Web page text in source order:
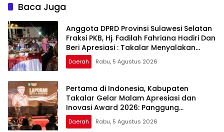
Baca Juga
Anggota DPRD Provinsi Sulawesi Selatan
Fraksi PKB, Hj. Fadilah Fahriana Hadiri Dan
Beri Apresiasi : Takalar Menyalakan
Lentera Pengabdian Melalui Malam
Apresiasi dan Inovasi Award 2026
Daerah Rabu, 5 Agustus 2026
Pertama di Indonesia, Kabupaten
Takalar Gelar Malam Apresiasi dan
Inovasi Award 2026: Panggung
Penghargaan bagi Pelayan Publik
Berprestasi
Daerah Rabu, 5 Agustus 2026